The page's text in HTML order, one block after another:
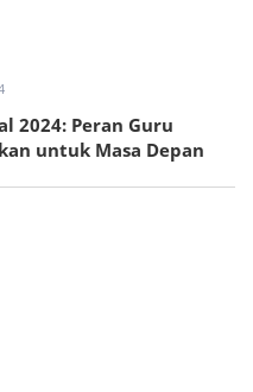
2024: Peran Guru
untuk Masa Depan